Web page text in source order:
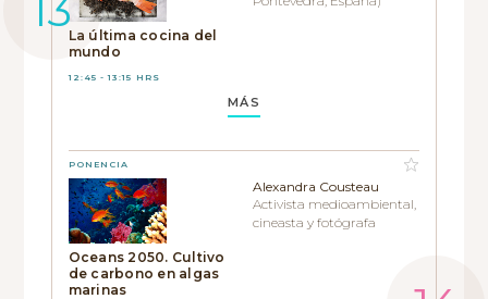
La última cocina del
mundo
12:45 - 13:15 HRS
MÁS
PONENCIA
Oceans 2050. Cultivo
de carbono en algas
marinas
Alexandra Cousteau
Activista medioambiental,
cineasta y fotógrafa